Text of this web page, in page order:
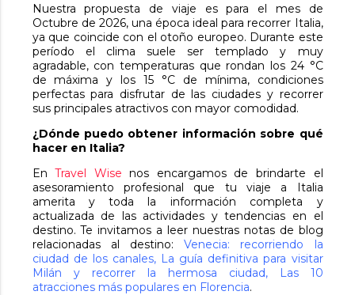
Nuestra propuesta de viaje es para el mes de
Octubre de 2026, una época ideal para recorrer Italia,
ya que coincide con el otoño europeo. Durante este
período el clima suele ser templado y muy
agradable, con temperaturas que rondan los 24 °C
de máxima y los 15 °C de mínima, condiciones
perfectas para disfrutar de las ciudades y recorrer
sus principales atractivos con mayor comodidad.
¿Dónde puedo obtener información sobre qué
hacer en Italia?
EnTravel Wise nos encargamos de brindarte el
asesoramiento profesional que tu viaje a Italia
amerita y toda la información completa y
actualizada de las actividades y tendencias en el
destino. Te invitamos a leer nuestras notas de blog
relacionadas al destino:Venecia: recorriendo la
ciudad de los canales, La guía definitiva para visitar
Milán y recorrer la hermosa ciudad,
Las 10
atracciones más populares en Florencia.